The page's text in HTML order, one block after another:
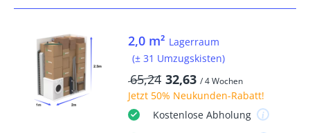
2,0 m² Lagerraum
(± 31 Umzugskisten)
65,24 32,63 / 4 Wochen
Jetzt 50% Neukunden-Rabatt!
KostenloseAbholung